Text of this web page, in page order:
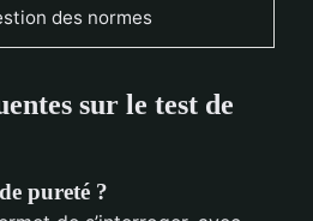
des normes
sur le test de
pureté ?